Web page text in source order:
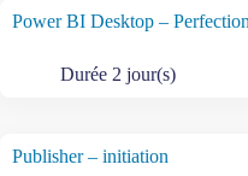
Power BI Desktop –
Durée 2 jour(s)
Publisher – initiation